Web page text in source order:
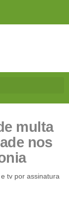
multa
nos
tv por assinatura